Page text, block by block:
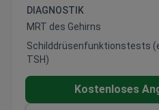
Erstellung des
umfasst. Die
TRY (~545 $), wobei
Unterbringung einer
Für zusätzliche Diagnostik
MSI-Analysen fallen
DIAGNOSTIK
MRT des Gehirns
Schilddrüsenfunktionstests
TSH)
Kostenloses